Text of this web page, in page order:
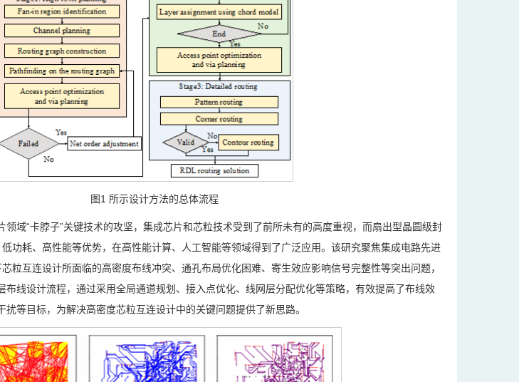
图1 所示设计方法的总体流程
领域“卡脖子”关键技术的攻坚，集成芯片和芯粒技术受到了前所未有的高度重视，而扇出型晶圆级封
功耗、高性能等优势，在高性能计算、人工智能等领域得到了广泛应用。该研究聚焦集成电路先进
粒互连设计所面临的高密度布线冲突、通孔布局优化困难、寄生效应影响信号完整性等突出问题，
布线设计流程，通过采用全局通道规划、接入点优化、线网层分配优化等策略，有效提高了布线效
等目标，为解决高密度芯粒互连设计中的关键问题提供了新思路。